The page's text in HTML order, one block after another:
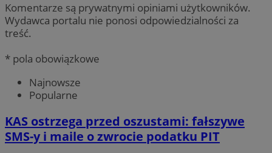
Komentarze są prywatnymi opiniami użytkowników.
Wydawca portalu nie ponosi odpowiedzialności za
treść.
* pola obowiązkowe
Najnowsze
Popularne
KAS ostrzega przed oszustami: fałszywe
SMS-y i maile o zwrocie podatku PIT